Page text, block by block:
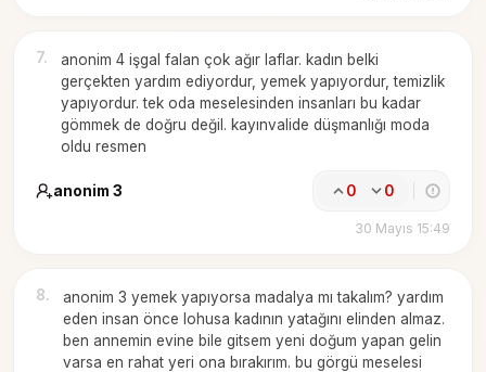
7.
anonim 4 işgal falan çok ağır laflar. kadın belki
gerçekten yardım ediyordur, yemek yapıyordur, temizlik
yapıyordur. tek oda meselesinden insanları bu kadar
gömmek de doğru değil. kayınvalide düşmanlığı moda
oldu resmen
anonim 3 0 0
30 Mayıs 15:49
8.
anonim 3 yemek yapıyorsa madalya mı takalım? yardım
eden insan önce lohusa kadının yatağını elinden almaz.
ben annemin evine bile gitsem yeni doğum yapan gelin
varsa en rahat yeri ona bırakırım. bu görgü meselesi